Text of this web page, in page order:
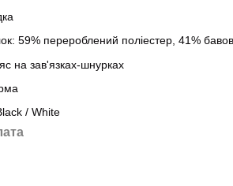
59% перероблений поліестер, 41%
на зав'язках-шнурках
/ White